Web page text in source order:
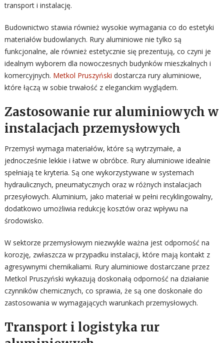
transport i instalację.
Budownictwo stawia również wysokie wymagania co do estetyki
materiałów budowlanych. Rury aluminiowe nie tylko są
funkcjonalne, ale również estetycznie się prezentują, co czyni je
idealnym wyborem dla nowoczesnych budynków mieszkalnych i
komercyjnych. Metkol Pruszyński dostarcza rury aluminiowe,
które łączą w sobie trwałość z eleganckim wyglądem.
Zastosowanie rur aluminiowych w
instalacjach przemysłowych
Przemysł wymaga materiałów, które są wytrzymałe, a
jednocześnie lekkie i łatwe w obróbce. Rury aluminiowe idealnie
spełniają te kryteria. Są one wykorzystywane w systemach
hydraulicznych, pneumatycznych oraz w różnych instalacjach
przesyłowych. Aluminium, jako materiał w pełni recyklingowalny,
dodatkowo umożliwia redukcję kosztów oraz wpływu na
środowisko.
W sektorze przemysłowym niezwykle ważna jest odporność na
korozję, zwłaszcza w przypadku instalacji, które mają kontakt z
agresywnymi chemikaliami. Rury aluminiowe dostarczane przez
Metkol Pruszyński wykazują doskonałą odporność na działanie
czynników chemicznych, co sprawia, że są one doskonałe do
zastosowania w wymagających warunkach przemysłowych.
Transport i logistyka rur